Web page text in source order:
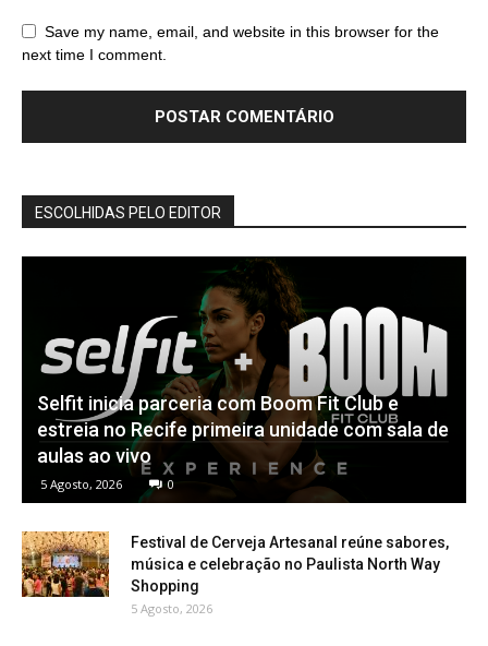
Save my name, email, and website in this browser for the
next time I comment.
ESCOLHIDAS PELO EDITOR
Selfit inicia parceria com Boom Fit Club e
estreia no Recife primeira unidade com sala de
aulas ao vivo
5 Agosto, 2026 0
Festival de Cerveja Artesanal reúne sabores,
música e celebração no Paulista North Way
Shopping
5 Agosto, 2026